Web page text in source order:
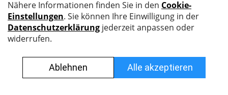
Nyffenegger Armaturen AG
Leutschenbachstrasse 38